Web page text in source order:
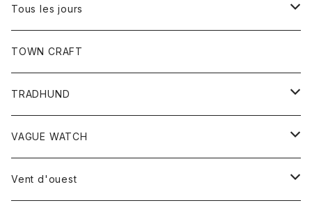
Tシャツ
Tous les jours
トップス
レディース
カットソー
TOWN CRAFT
TRADHUND
セーター
ベスト
VAGUE WATCH
時計
Vent d'ouest